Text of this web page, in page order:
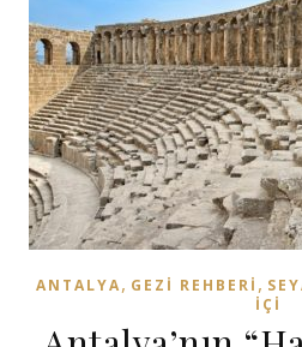
ANTALYA, GEZI REHBERI ,
İÇI